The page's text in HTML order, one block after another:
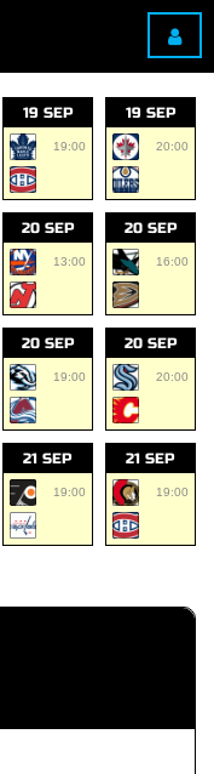
19 SEP
19:00
19 SEP
20:00
20 SEP
13:00
20 SEP
16:00
20 SEP
19:00
20 SEP
20:00
21 SEP
19:00
21 SEP
19:00